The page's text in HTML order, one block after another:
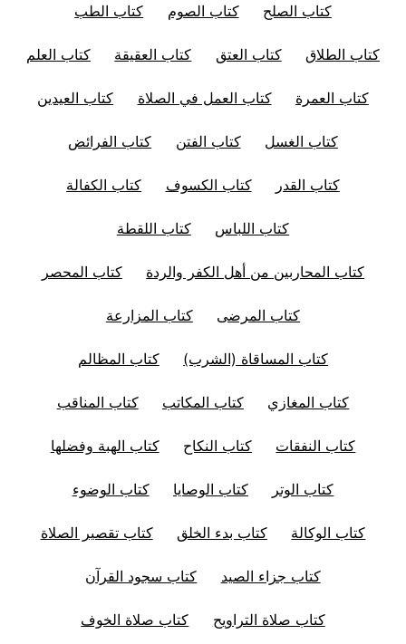
كتاب الصلح كتاب الصوم كتاب الطب
كتاب الطلاق كتاب العتق كتاب العقيقة كتاب العلم
كتاب العمرة كتاب العمل في الصلاة كتاب العيدين
كتاب الغسل كتاب الفتن كتاب الفرائض
كتاب القدر كتاب الكسوف كتاب الكفالة
كتاب اللباس كتاب اللقطة
كتاب المحاربين من أهل الكفر والردة كتاب المحصر
كتاب المرضى كتاب المزارعة
كتاب المساقاة (الشرب) كتاب المظالم
كتاب المغازي كتاب المكاتب كتاب المناقب
كتاب النفقات كتاب النكاح كتاب الهبة وفضلها
كتاب الوتر كتاب الوصايا كتاب الوضوء
كتاب الوكالة كتاب بدء الخلق كتاب تقصير الصلاة
كتاب جزاء الصيد كتاب سجود القرآن
كتاب صلاة التراويح كتاب صلاة الخوف